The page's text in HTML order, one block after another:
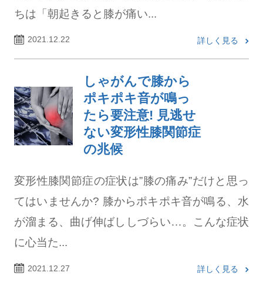
ちは「朝起きると膝が痛い...
2021.12.22 詳しく見る
しゃがんで膝から
ポキポキ音が鳴っ
たら要注意! 見逃せ
ない変形性膝関節症
の兆候
変形性膝関節症の症状は”膝の痛み”だけと思っ
てはいませんか? 膝からポキポキ音が鳴る、水
が溜まる、曲げ伸ばししづらい…。こんな症状
に心当た...
2021.12.27 詳しく見る